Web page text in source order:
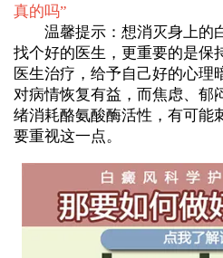
真的吗”
温馨提示：想消灭身上的白
找个好的医生，更重要的是保
医生治疗，给予自己好的心理
对病情恢复有益，而焦虑、郁
绪消耗酪氨酸酶活性，有可能
要重视这一点。